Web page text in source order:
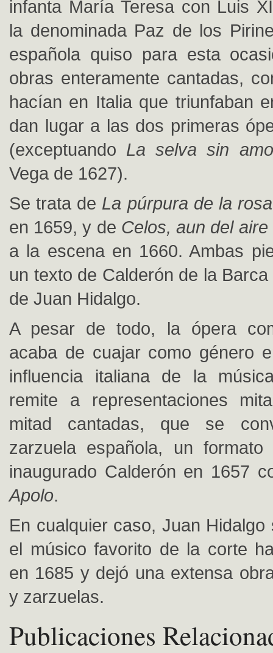
infanta María Teresa con Luis
la denominada Paz de los
española quiso para esta
obras enteramente cantadas,
hacían en Italia que triunfaban
dan lugar a las dos primeras
(exceptuando La selva sin
Vega de 1627).
Se trata de La púrpura de la rosa
en 1659, y de Celos, aun del aire
a la escena en 1660. Ambas
un texto de Calderón de la
de Juan Hidalgo.
A pesar de todo, la ópera
acaba de cuajar como género
influencia italiana de la
remite a representaciones
mitad cantadas, que se
zarzuela española, un
inaugurado Calderón en 1657
Apolo.
En cualquier caso, Juan
el músico favorito de la corte
en 1685 y dejó una extensa
y zarzuelas.
Publicaciones